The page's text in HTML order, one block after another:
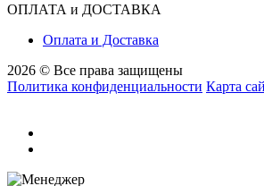
ОПЛАТА и ДОСТАВКА
Оплата и Доставка
2026 © Все права защищены
Политика конфиденциальности Карта